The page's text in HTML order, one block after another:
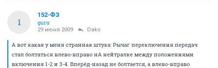
1
152-ФЗ
guru
29 июня 2009 Dako
А вот какая у меня странная штука: Рычаг переключения передач
стал болтаться влево-вправо нА нейтралке между положениями
включения 1-2 и 3-4. Вперёд-назад не болтается, а влево-вправо